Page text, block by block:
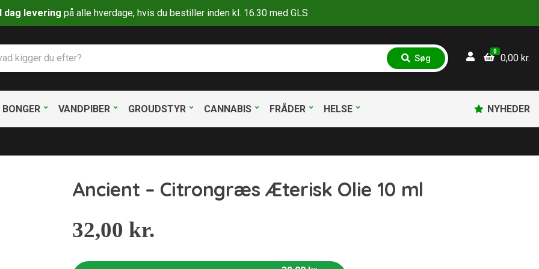
dag levering på alle hverdage, hvis du bestiller inden kl. 16.30 med GLS
S
ø
Søg
0
0,00 kr.
BONGER VANDPIBER GROUDSTYR CANNABIS FRÅDER HELSE NYHEDER
Ancient – Citrongræs Æterisk Olie 10 ml
32,00 kr.